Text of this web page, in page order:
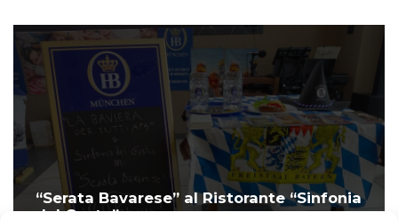
“Serata Bavarese” al Ristorante “Sinfonia
del Gusto”